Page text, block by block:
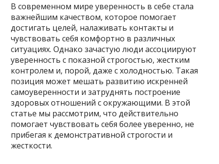
В современном мире уверенность в себе стала
важнейшим качеством, которое помогает
достигать целей, налаживать контакты и
чувствовать себя комфортно в различных
ситуациях. Однако зачастую люди ассоциируют
уверенность с показной строгостью, жестким
контролем и, порой, даже с холодностью. Такая
позиция может мешать развитию искренней
самоуверенности и затруднять построение
здоровых отношений с окружающими. В этой
статье мы рассмотрим, что действительно
помогает чувствовать себя более уверенно, не
прибегая к демонстративной строгости и
жесткости.